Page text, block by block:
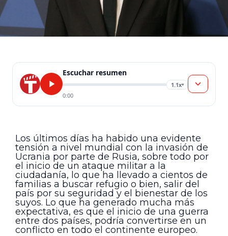
Escuchar resumen
1.1x▾
0:00
Los últimos días ha habido una evidente
tensión a nivel mundial con la invasión de
Ucrania por parte de Rusia, sobre todo por
el inicio de un ataque militar a la
ciudadanía, lo que ha llevado a cientos de
familias a buscar refugio o bien, salir del
país por su seguridad y el bienestar de los
suyos. Lo que ha generado mucha más
expectativa, es que el inicio de una guerra
entre dos países, podría convertirse en un
conflicto en todo el continente europeo.